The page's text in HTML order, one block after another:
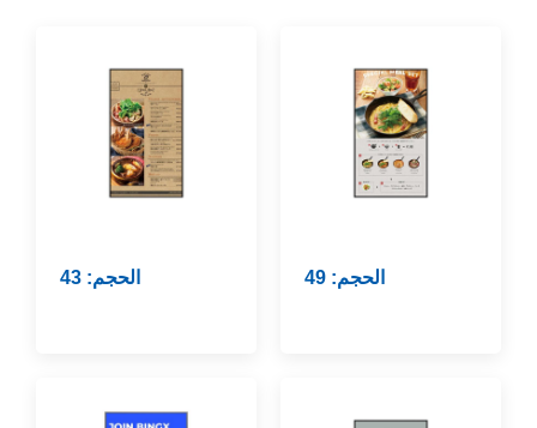
الحجم: 43 الحجم: 49